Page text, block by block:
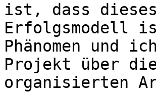
ist, dass
Erfolgsmodell
Phänomen und
Projekt über
organisierten